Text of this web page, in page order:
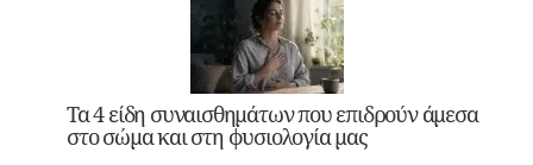
Τα 4 είδη συναισθημάτων που επιδρούν άμεσα
στο σώμα και στη φυσιολογία μας